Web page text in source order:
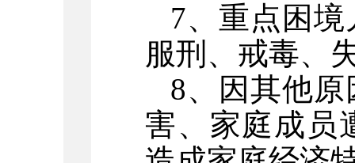
7、重点困
服刑、戒毒、
8、因其他
害、家庭成员